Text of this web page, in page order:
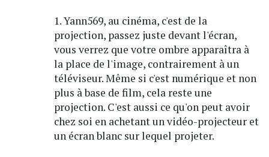
1. Yann569, au cinéma, c'est de la
projection, passez juste devant l'écran,
vous verrez que votre ombre apparaîtra à
la place de l'image, contrairement à un
téléviseur. Même si c'est numérique et non
plus à base de film, cela reste une
projection. C'est aussi ce qu'on peut avoir
chez soi en achetant un vidéo-projecteur et
un écran blanc sur lequel projeter.